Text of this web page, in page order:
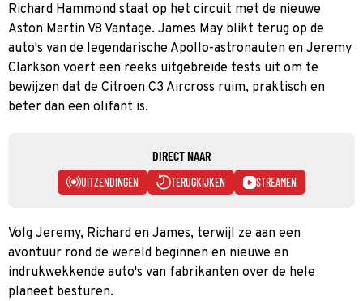
Richard Hammond staat op het circuit met de nieuwe
Aston Martin V8 Vantage. James May blikt terug op de
auto's van de legendarische Apollo-astronauten en Jeremy
Clarkson voert een reeks uitgebreide tests uit om te
bewijzen dat de Citroen C3 Aircross ruim, praktisch en
beter dan een olifant is.
DIRECT NAAR
UITZENDINGEN TERUGKIJKEN STREAMEN
Volg Jeremy, Richard en James, terwijl ze aan een
avontuur rond de wereld beginnen en nieuwe en
indrukwekkende auto's van fabrikanten over de hele
planeet besturen.